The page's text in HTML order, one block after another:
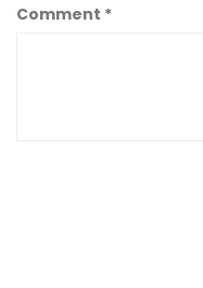
Comment *